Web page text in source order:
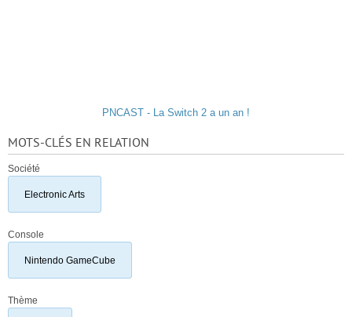
PNCAST - La Switch 2 a un an !
MOTS-CLÉS EN RELATION
Société
Electronic Arts
Console
Nintendo GameCube
Thème